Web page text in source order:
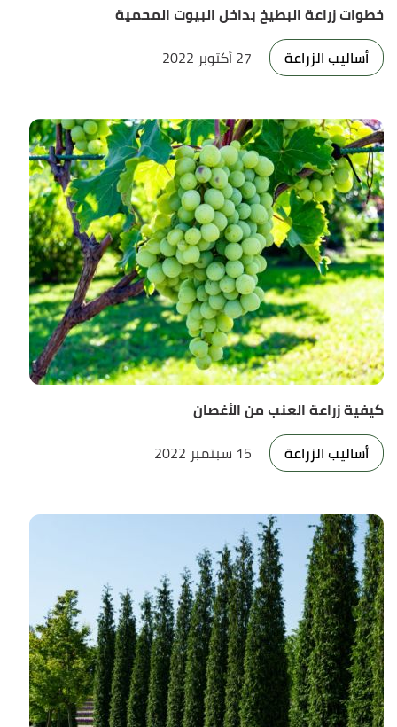
خطوات زراعة البطيخ بداخل البيوت المحمية
أساليب الزراعة
27 أكتوبر 2022
كيفية زراعة العنب من الأغصان
أساليب الزراعة
15 سبتمبر 2022